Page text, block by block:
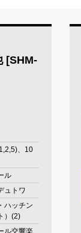
[SHM-
、10
ル
ュトワ
ハッチン
）(2)